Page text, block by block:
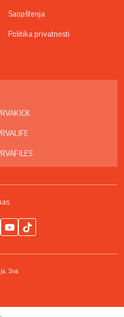
Saopštenja
Politika privatnosti
Sva